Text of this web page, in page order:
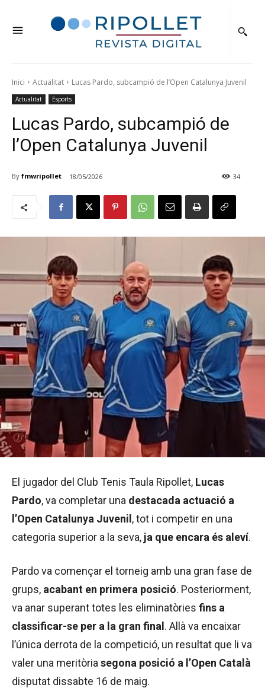
Inici Actualitat Lucas Pardo, subcampió de l’Open Catalunya Juvenil
Actualitat Esports
Lucas Pardo, subcampió de
l’Open Catalunya Juvenil
By fmwripollet 18/05/2026 34
El jugador del Club Tenis Taula Ripollet, Lucas
Pardo, va completar una destacada actuació a
l’Open Catalunya Juvenil, tot i competir en una
categoria superior a la seva, ja que encara és aleví.
Pardo va començar el torneig amb una gran fase de
grups, acabant en primera posició. Posteriorment,
va anar superant totes les eliminatòries fins a
classificar-se per a la gran final. Allà va encaixar
l’única derrota de la competició, un resultat que li va
valer una meritòria segona posició a l’Open Català
disputat dissabte 16 de maig.